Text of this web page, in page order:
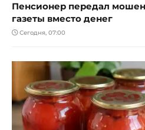
Пенсионер передал
газеты вместо денег
Сегодня, 07:00